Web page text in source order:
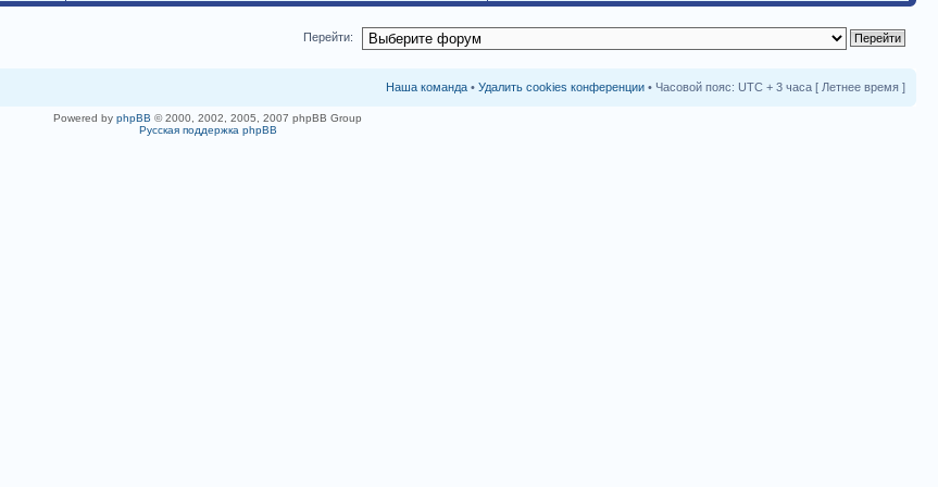
Перейти:
Наша команда • Удалить cookies конференции • Часовой пояс: UTC + 3 часа [ Летнее время ]
Powered by phpBB © 2000, 2002, 2005, 2007 phpBB Group
Русская поддержка phpBB